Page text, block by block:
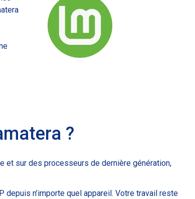
?
et sur des processeurs de dernière génération,
n’importe quel appareil. Votre travail reste